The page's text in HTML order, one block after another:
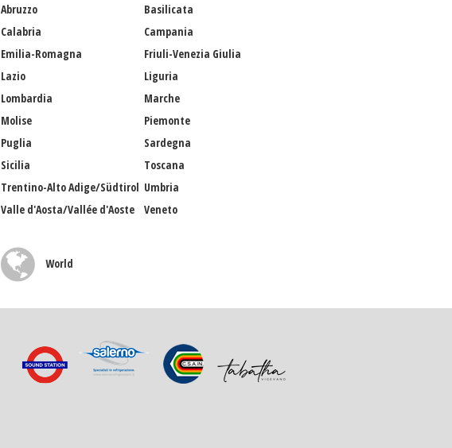
Abruzzo
Basilicata
Calabria
Campania
Emilia-Romagna
Friuli-Venezia Giulia
Lazio
Liguria
Lombardia
Marche
Molise
Piemonte
Puglia
Sardegna
Sicilia
Toscana
Trentino-Alto Adige/Südtirol Umbria
Valle d'Aosta/Vallée d'Aoste
Veneto
World